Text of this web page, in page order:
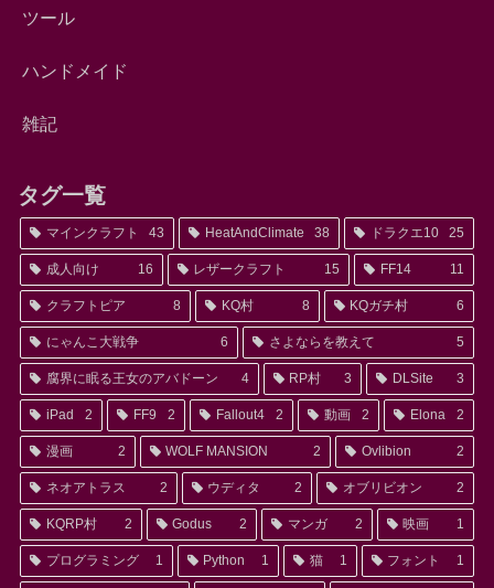
ツール
ハンドメイド
雑記
タグ一覧
マインクラフト 43 HeatAndClimate 38 ドラクエ10 25
成人向け 16 レザークラフト 15 FF14 11
クラフトピア 8 KQ村 8 KQガチ村 6
にゃんこ大戦争 6 さよならを教えて 5
腐界に眠る王女のアバドーン 4 RP村 3 DLSite 3
iPad 2 FF9 2 Fallout4 2 動画 2 Elona 2
漫画 2 WOLF MANSION 2 Ovlibion 2
ネオアトラス 2 ウディタ 2 オブリビオン 2
KQRP村 2 Godus 2 マンガ 2 映画 1
プログラミング 1 Python 1 猫 1 フォント 1